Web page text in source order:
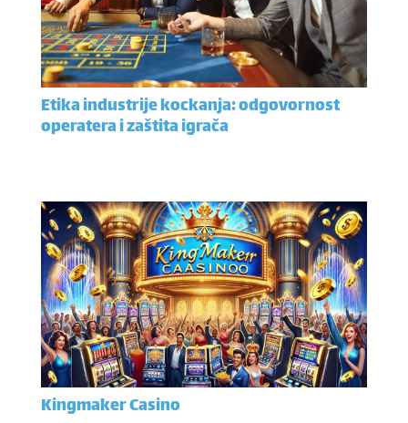
Etika industrije kockanja: odgovornost
operatera i zaštita igrača
Kingmaker Casino